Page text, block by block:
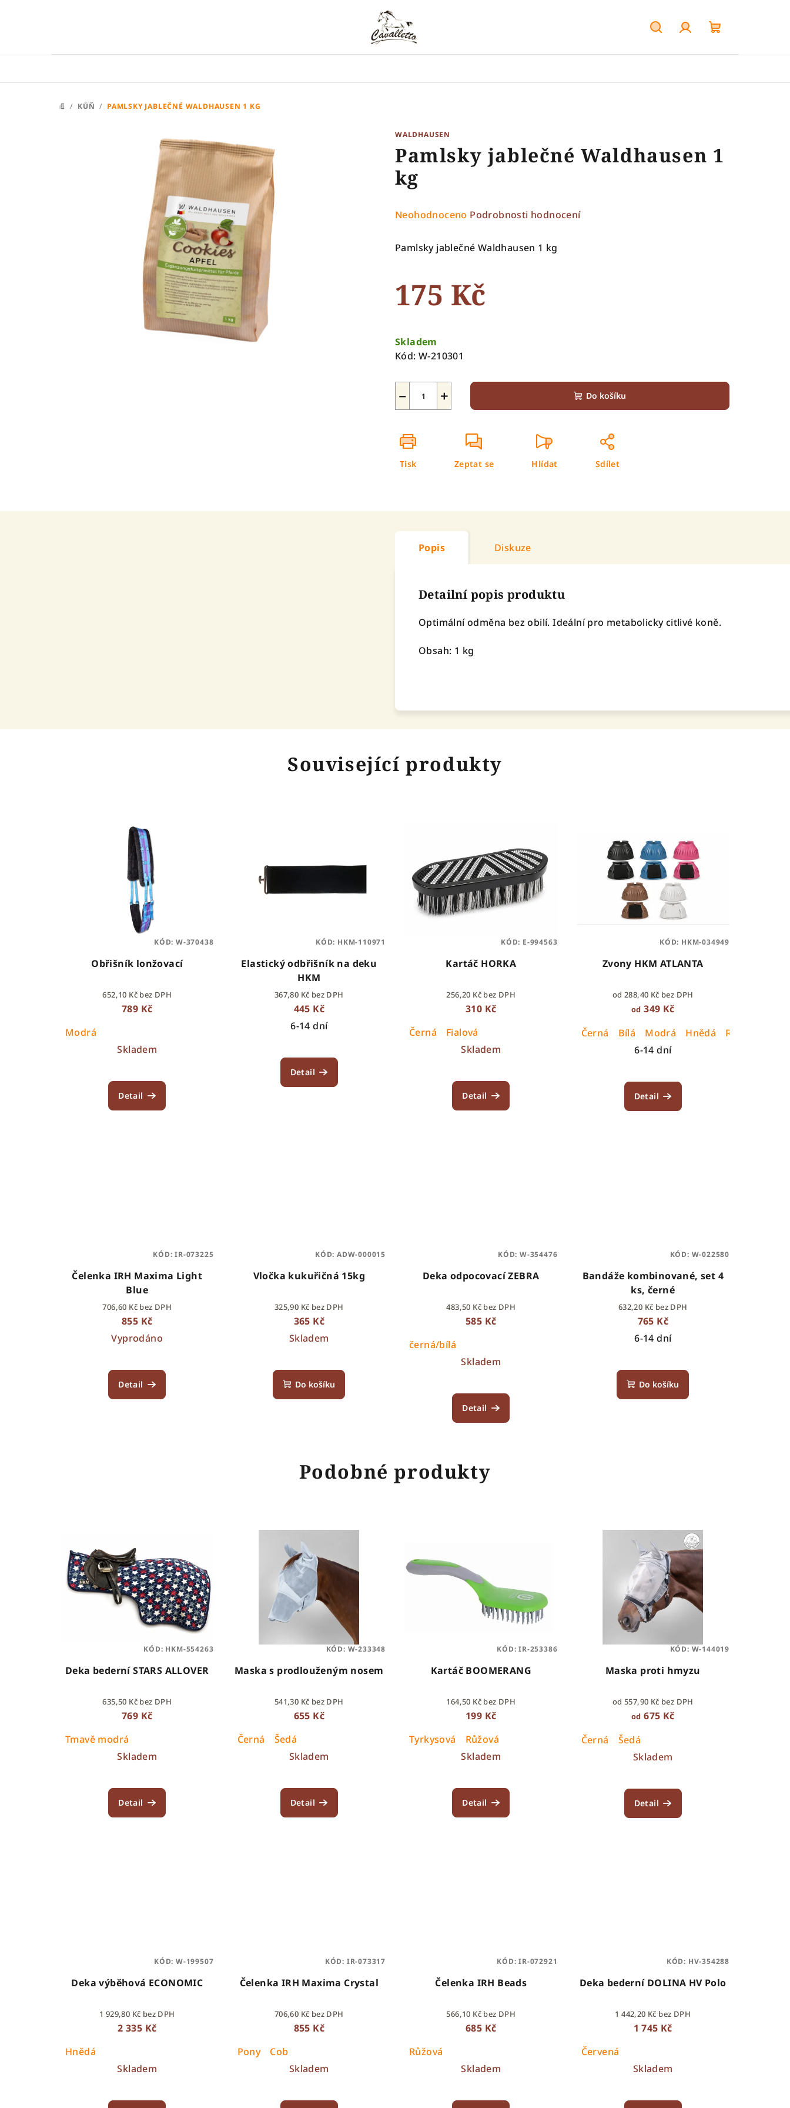
košík
DOMŮ
/ KŮŇ / PAMLSKY JABLEČNÉ WALDHAUSEN 1 KG
WALDHAUSEN
Pamlsky jablečné Waldhausen 1
kg
Průměrné
produktu
z
Neohodnoceno Podrobnosti hodnocení
Pamlsky jablečné Waldhausen 1 kg
175 Kč
cena:
Skladem
Kód: W-210301
+
− Do košíku
Tisk Zeptat se Hlídat Sdílet
Popis Diskuze
Detailní popis produktu
Optimální odměna bez obilí. Ideální pro metabolicky citlivé koně.
Obsah: 1 kg
Související produkty
Obřišník lonžovací
652,10 Kč bez DPH
789 Kč
Modrá
Skladem
Detail
KÓD:W-370438
Elastický odbřišník na deku
HKM
367,80 Kč bez DPH
445 Kč
6-14 dní
Detail
KÓD: HKM-110971
Kartáč HORKA
256,20 Kč bez DPH
310 Kč
Černá
Fialová
Skladem
Detail
KÓD: E-994563
Zvony HKM ATLANTA
od 288,40 Kč bez DPH
od 349 Kč
Černá
Bílá Modrá Hnědá
Růžová
6-14 dní
Detail
KÓD: HKM-034949
Čelenka IRH Maxima Light
Blue
706,60 Kč bez DPH
855 Kč
Vyprodáno
Detail
KÓD:IR-073225
Vločka kukuřičná 15kg
325,90 Kč bez DPH
365 Kč
Skladem
Do košíku
KÓD: ADW-000015
Deka odpocovací ZEBRA
483,50 Kč bez DPH
585 Kč
černá/bílá
Skladem
Detail
KÓD:W-354476
Bandáže kombinované, set 4
ks, černé
632,20 Kč bez DPH
765 Kč
6-14 dní
Do košíku
KÓD: W-022580
Podobné produkty
Deka bederní STARS ALLOVER
635,50 Kč bez DPH
769 Kč
Tmavě modrá
Skladem
Detail
KÓD: HKM-554263
Maska s prodlouženým nosem
541,30 Kč bez DPH
655 Kč
Černá
Šedá
Skladem
Detail
KÓD: W-233348
Kartáč BOOMERANG
164,50 Kč bez DPH
199 Kč
Tyrkysová
Růžová
Skladem
Detail
KÓD:IR-253386
Maska proti hmyzu
od 557,90 Kč bez DPH
od 675 Kč
Černá
Šedá
Skladem
Detail
KÓD: W-144019
Deka výběhová ECONOMIC
1 929,80 Kč bez DPH
2 335 Kč
Hnědá
Skladem
KÓD:W-199507
Čelenka IRH Maxima Crystal
706,60 Kč bez DPH
855 Kč
Pony
Cob
Skladem
KÓD: IR-073317
Čelenka IRH Beads
566,10 Kč bez DPH
685 Kč
Růžová
Skladem
KÓD:IR-072921
Deka bederní DOLINA HV Polo
1 442,20 Kč bez DPH
1 745 Kč
Červená
Skladem
KÓD: HV-354288